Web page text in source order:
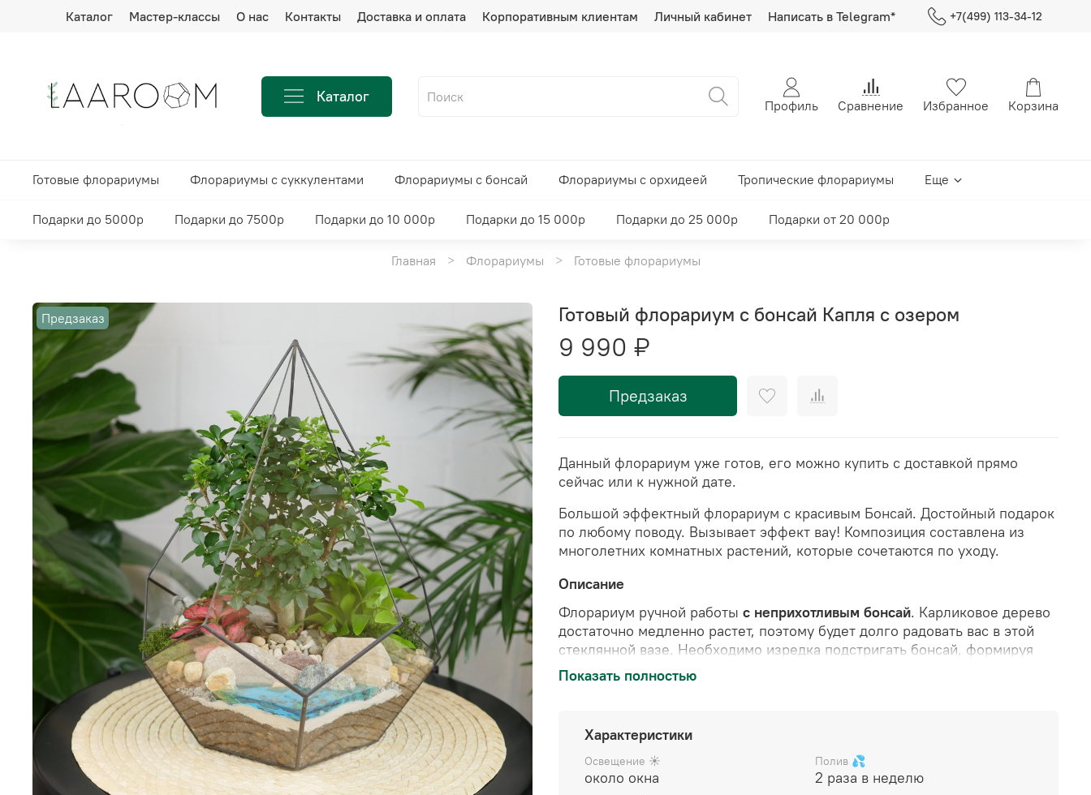
Каталог Мастер-классы О нас Контакты Доставка и оплата Корпоративным клиентам Личный кабинет Написать в Telegram* +7(499) 113-34-12
Каталог Профиль Сравнение Избранное Корзина
Готовые флорариумы Флорариумы с суккулентами Флорариумы с бонсай Флорариумы с орхидеей Тропические флорариумы Еще
Подарки до 5000р Подарки до 7500р Подарки до 10 000р Подарки до 15 000р Подарки до 25 000р Подарки от 20 000р
Главная Флорариумы Готовые флорариумы
Предзаказ Готовый флорариум с бонсай Капля с озером
9 990 ₽
Предзаказ
Данный флорариум уже готов, его можно купить с доставкой прямо
сейчас или к нужной дате.
Большой эффектный флорариум с красивым Бонсай. Достойный подарок
по любому поводу. Вызывает эффект вау! Композиция составлена из
многолетних комнатных растений, которые сочетаются по уходу.
Описание
Флорариум ручной работы с неприхотливым бонсай. Карликовое дерево
достаточно медленно растет, поэтому будет долго радовать вас в этой
стеклянной вазе. Необходимо изредка подстригать бонсай, формируя
крону дерева.
стабилизированным мхом (мох не нуждается в поливе, сохраняет свой
Цена указана за готовый флорариум
декором), упакован в белую подарочную коробку, прилагается
инструкция по уходу.
Показать полностью
Характеристики
Освещение ☀️
около окна
Полив 💦
2 раза в неделю